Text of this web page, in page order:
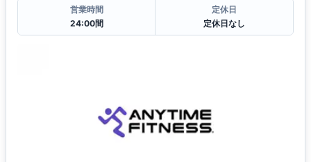
営業時間
24:00間
定休日
定休日なし